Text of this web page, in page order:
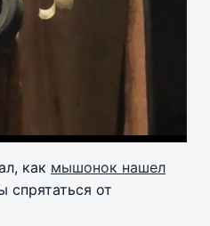
как мышонок нашел
спрятаться от